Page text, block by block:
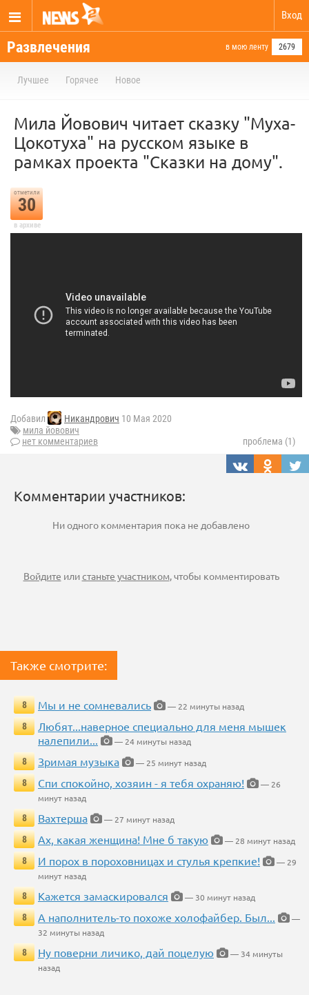
Вход
Развлечения в мою ленту 2679
Лучшее Горячее Новое
Мила Йовович читает сказку "Муха-
Цокотуха" на русском языке в
рамках проекта "Сказки на дому".
отметили
30
в архиве
Добавил Никандрович 10 Мая 2020
мила йовович
нет комментариев
проблема (1)
Комментарии участников:
Ни одного комментария пока не добавлено
Войдите илистаньте участником, чтобы комментировать
Также смотрите:
8 Мы и не сомневались
— 22 минуты назад
8
Любят...наверное специально для меня мышек
налепили...
— 24 минуты назад
8
Зримая музыка
— 25 минут назад
8
Спи спокойно, хозяин - я тебя охраняю!
— 26
минут назад
8
Вахтерша
— 27 минут назад
8
Ах, какая женщина! Мне б такую
— 28 минут назад
8
И порох в пороховницах и стулья крепкие!
— 29
минут назад
8
Кажется замаскировался
— 30 минут назад
8
А наполнитель-то похоже холофайбер. Был...
—
32 минуты назад
8
Ну поверни личико, дай поцелую
— 34 минуты
назад